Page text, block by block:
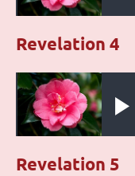
Audio file
Play
Revelation 4
Revelation 5